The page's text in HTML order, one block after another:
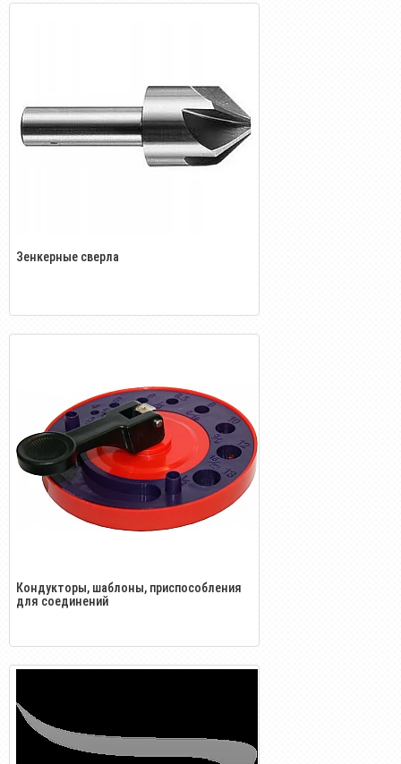
Зенкерные сверла
Кондукторы, шаблоны, приспособления
для соединений